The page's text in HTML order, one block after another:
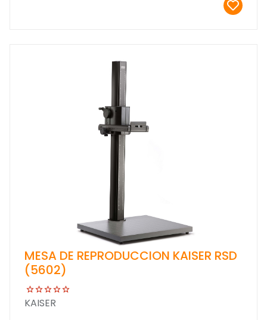
MESA DE REPRODUCCION KAISER RSD
(5602)
KAISER